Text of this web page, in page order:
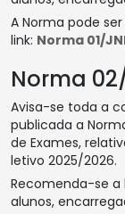
A Norma pode
link: Norma 01/
Norma
Avisa-se toda a
publicada a
de Exames,
letivo 2025/2026.
Recomenda-se
alunos,